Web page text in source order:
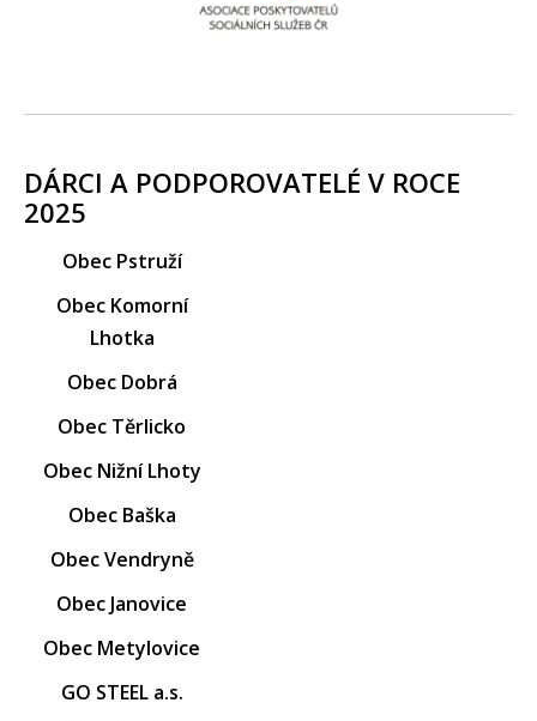
DÁRCI A PODPOROVATELÉ V ROCE
2025
Obec Pstruží
Obec Komorní
Lhotka
Obec Dobrá
Obec Těrlicko
Obec Nižní Lhoty
Obec Baška
Obec Vendryně
Obec Janovice
Obec Metylovice
GO STEEL a.s.